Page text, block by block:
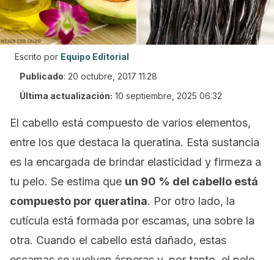
Escrito por Equipo Editorial
Publicado: 20 octubre, 2017 11:28
Última actualización: 10 septiembre, 2025 06:32
El cabello está compuesto de varios elementos,
entre los que destaca la queratina. Esta sustancia
es la encargada de brindar elasticidad y firmeza a
tu pelo. Se estima que un 90 % del cabello está
compuesto por queratina. Por otro lado, la
cutícula está formada por escamas, una sobre la
otra. Cuando el cabello está dañado, estas